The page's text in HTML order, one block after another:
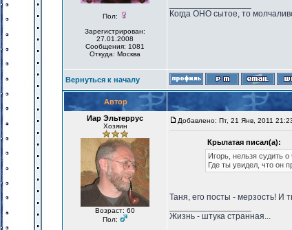
Пол:
Зарегистрирован:
27.01.2008
Сообщения: 1081
Откуда: Москва
Когда ОНО сытое, то
Вернуться к началу
Автор
Иар Эльтеррус
Хозяин
Возраст: 60
Пол:
Добавлено: Пт, 21 Янв, 2011
Крылатая писал(а):
Игорь, нельзя судить
Где ты увидел, что он
Таня, его посты - мерзость! И
Жизнь - штука странная...